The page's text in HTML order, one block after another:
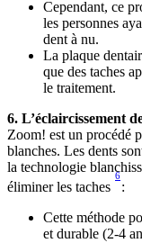
Cependant, ce
les personnes
dent à nu.
La plaque
que des taches
le traitement.
6. L’éclaircissement
Zoom! est un procédé
blanches. Les dents
la technologie
éliminer les taches
6
:
Cette méthode
et durable (2-4